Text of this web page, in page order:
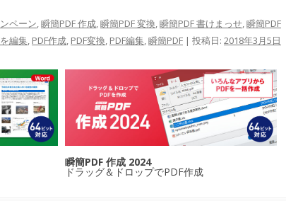
ペーン,瞬簡PDF 作成,瞬簡PDF 変換,瞬簡PDF 書けまっせ,瞬簡PDF
編集, PDF作成, PDF変換, PDF編集,瞬簡PDF | 投稿日: 2018年3月5日
瞬簡PDF 作成 2024
ドラッグ＆ドロップでPDF作成